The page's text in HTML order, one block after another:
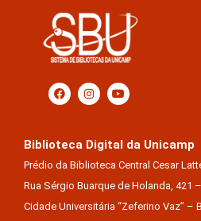
Biblioteca Digital da Unicamp
Prédio da Biblioteca Central Cesar
Rua Sérgio Buarque de Holanda, 421
Cidade Universitária “Zeferino Vaz” –